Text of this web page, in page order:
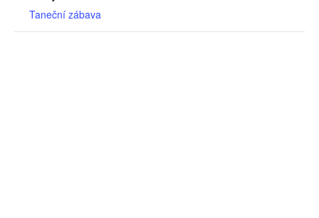
Taneční zábava